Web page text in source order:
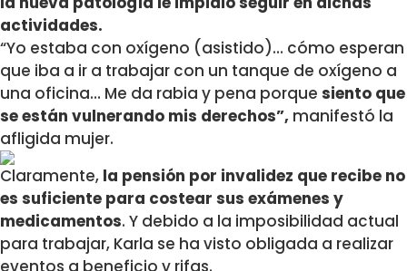
actividades.
“Yo estaba con oxígeno (asistido)… cómo esperan
que iba a ir a trabajar con un tanque de oxígeno a
una oficina… Me da rabia y pena porque siento que
se están vulnerando mis derechos”, manifestó la
afligida mujer.
Claramente, la pensión por invalidez que recibe no
es suficiente para costear sus exámenes y
medicamentos. Y debido a la imposibilidad actual
para trabajar, Karla se ha visto obligada a realizar
eventos a beneficio y rifas.